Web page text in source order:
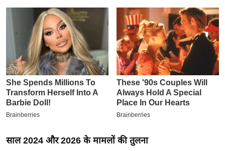
इ
पे
प
र
मि
ल
साल 2024 और 2026 के मामलों की तुलना